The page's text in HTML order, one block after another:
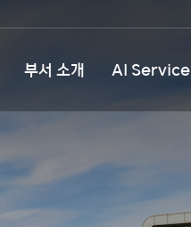
부서 소개 AI Service